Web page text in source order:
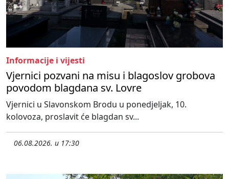
Informacije i vijesti
Vjernici pozvani na misu i blagoslov grobova
povodom blagdana sv. Lovre
Vjernici u Slavonskom Brodu u ponedjeljak, 10.
kolovoza, proslavit će blagdan sv...
06.08.2026. u 17:30